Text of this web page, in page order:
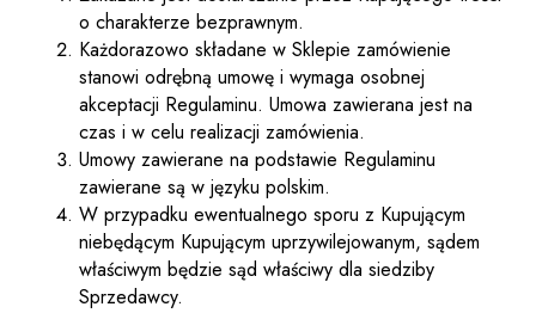
o charakterze bezprawnym.
Każdorazowo składane w Sklepie zamówienie
stanowi odrębną umowę i wymaga osobnej
akceptacji Regulaminu. Umowa zawierana jest na
czas i w celu realizacji zamówienia.
Umowy zawierane na podstawie Regulaminu
zawierane są w języku polskim.
W przypadku ewentualnego sporu z Kupującym
niebędącym Kupującym uprzywilejowanym, sądem
właściwym będzie sąd właściwy dla siedziby
Sprzedawcy.